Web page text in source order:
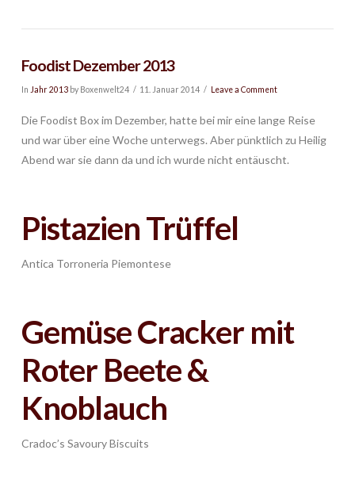
Foodist Dezember 2013
In Jahr 2013by Boxenwelt24 11. Januar 2014 Leave a Comment
Die Foodist Box im Dezember, hatte bei mir eine lange Reise
und war über eine Woche unterwegs. Aber pünktlich zu Heilig
Abend war sie dann da und ich wurde nicht entäuscht.
Pistazien Trüffel
Antica Torroneria Piemontese
Gemüse Cracker mit
Roter Beete &
Knoblauch
Cradoc’s Savoury Biscuits